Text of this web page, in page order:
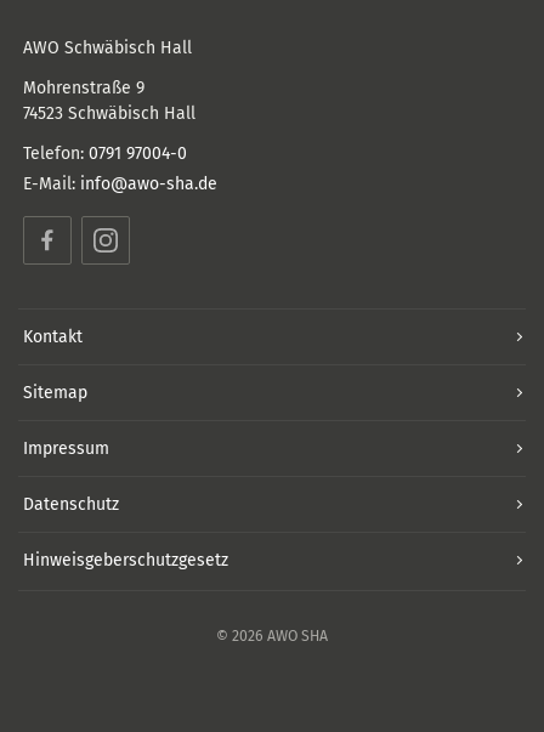
AWO Schwäbisch Hall
Mohrenstraße 9
74523 Schwäbisch Hall
Telefon: 0791 97004-0
E-Mail: info@awo-sha.de
FacebookInstagram
Kontakt
Sitemap
Impressum
Datenschutz
Hinweisgeberschutzgesetz
© 2026 AWO SHA